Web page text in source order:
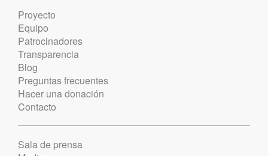
Proyecto
Equipo
Patrocinadores
Transparencia
Blog
Preguntas frecuentes
Hacer una donación
Contacto
Sala de prensa